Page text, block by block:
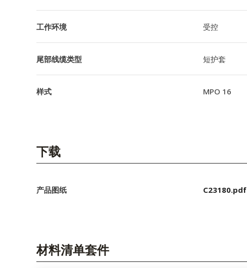
工作环境 受控
尾部线缆类型 短护套
样式 MPO 16
下载
产品图纸 C23180.pdf
材料清单套件